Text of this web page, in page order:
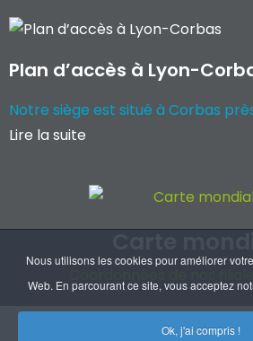
Nous utilisons les cookies pour améliorer
Web. En parcourant ce site, vous acceptez
Ok, j'ai compris !
Plan d’accès à Lyon-
Notre siège est situé à Corbas
Lire la suite